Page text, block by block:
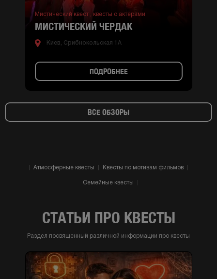
Мистический квест , квесты с актерами
МИСТИЧЕСКИЙ ЧЕРДАК
Киев, Срибнокольская 1А
ПОДРОБНЕЕ
ВСЕ ОБЗОРЫ
Атмосферные квесты Квесты по мотивам фильмов
Семейные квесты
СТАТЬИ ПРО КВЕСТЫ
Раздел посвященный различной информации про квесты